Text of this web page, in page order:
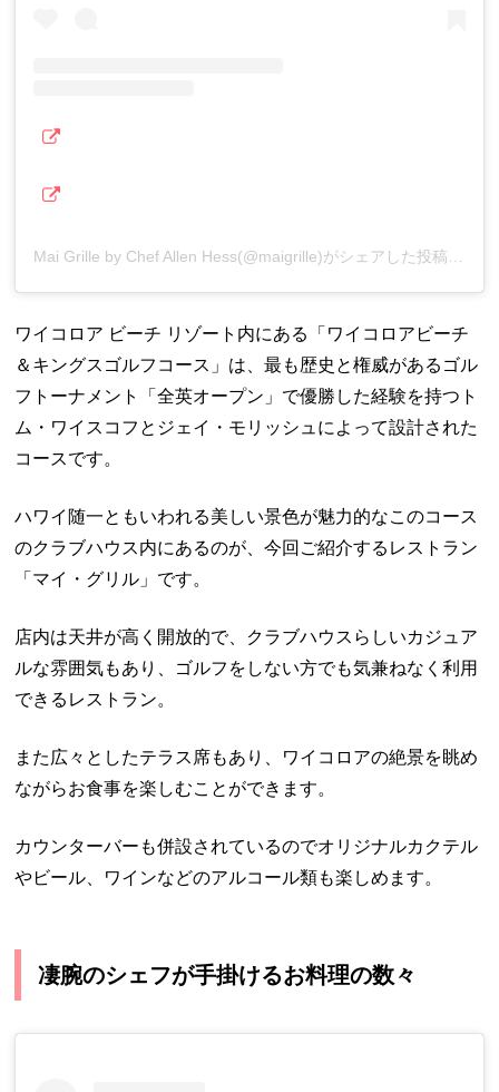
ワイコロア ビーチ リゾート内にある「ワイコロアビーチ
＆キングスゴルフコース」は、最も歴史と権威があるゴル
フトーナメント「全英オープン」で優勝した経験を持つト
ム・ワイスコフとジェイ・モリッシュによって設計された
コースです。
ハワイ随一ともいわれる美しい景色が魅力的なこのコース
のクラブハウス内にあるのが、今回ご紹介するレストラン
「マイ・グリル」です。
店内は天井が高く開放的で、クラブハウスらしいカジュア
ルな雰囲気もあり、ゴルフをしない方でも気兼ねなく利用
できるレストラン。
また広々としたテラス席もあり、ワイコロアの絶景を眺め
ながらお食事を楽しむことができます。
カウンターバーも併設されているのでオリジナルカクテル
やビール、ワインなどのアルコール類も楽しめます。
凄腕のシェフが手掛けるお料理の数々